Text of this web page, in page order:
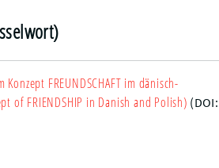
Konzept FREUNDSCHAFT im dänisch-
of FRIENDSHIP in Danish and Polish) (DOI: